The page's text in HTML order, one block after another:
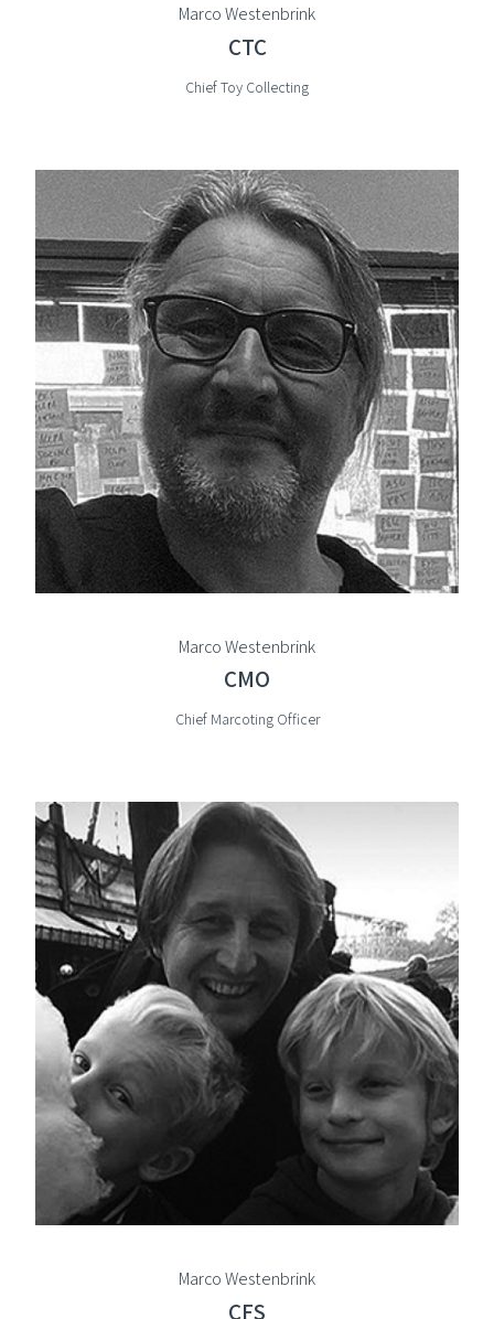
Marco Westenbrink
CTC
Chief Toy Collecting
Marco Westenbrink
CMO
Chief Marcoting Officer
Marco Westenbrink
CFS